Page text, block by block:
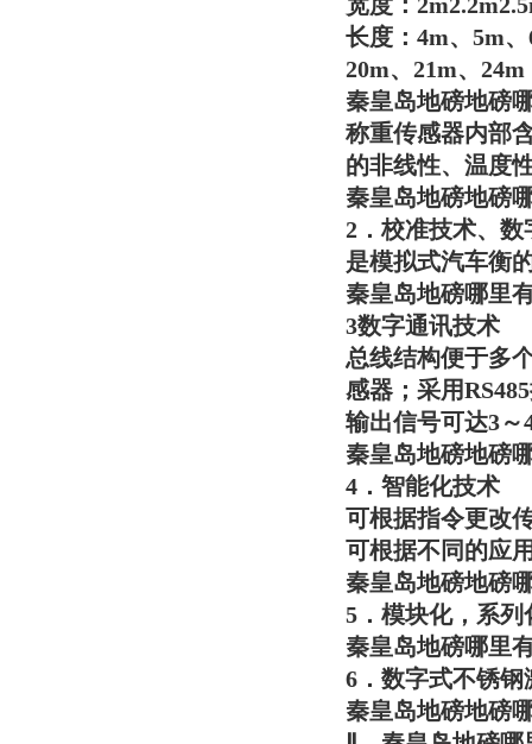
长度：4m、5m
20m、21m、24m
秦皇岛地磅地磅
称重传感器内部
的非线性、温度
秦皇岛地磅地磅
2．校准技术、
是模拟式汽车衡
秦皇岛地磅哪里
3数字通讯技术
总线结构便于多
感器；采用
输出信号可达3
秦皇岛地磅地磅
4．智能化技术
可根据指令更改
可根据不同的应
秦皇岛地磅地磅
5．模块化，系
秦皇岛地磅哪里
6．数字式不锈
秦皇岛地磅地磅